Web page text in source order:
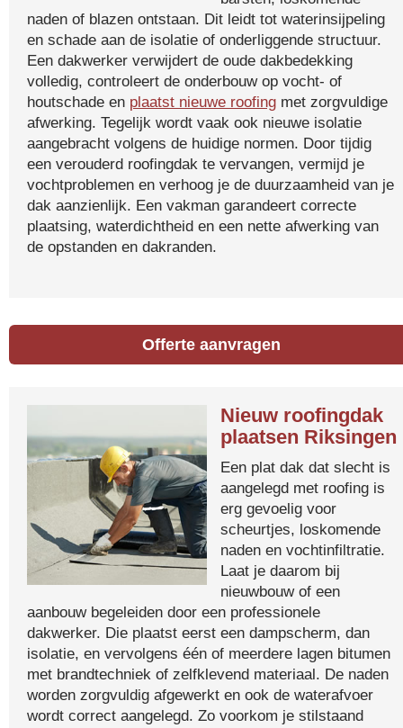
naden of blazen ontstaan. Dit leidt tot waterinsijpeling
en schade aan de isolatie of onderliggende structuur.
Een dakwerker verwijdert de oude dakbedekking
volledig, controleert de onderbouw op vocht- of
houtschade en plaatst nieuwe roofing met zorgvuldige
afwerking. Tegelijk wordt vaak ook nieuwe isolatie
aangebracht volgens de huidige normen. Door tijdig
een verouderd roofingdak te vervangen, vermijd je
vochtproblemen en verhoog je de duurzaamheid van je
dak aanzienlijk. Een vakman garandeert correcte
plaatsing, waterdichtheid en een nette afwerking van
de opstanden en dakranden.
Offerte aanvragen
Nieuw roofingdak
plaatsen Riksingen
Een plat dak dat slecht is
aangelegd met roofing is
erg gevoelig voor
scheurtjes, loskomende
naden en vochtinfiltratie.
Laat je daarom bij
nieuwbouw of een
aanbouw begeleiden door een professionele
dakwerker. Die plaatst eerst een dampscherm, dan
isolatie, en vervolgens één of meerdere lagen bitumen
met brandtechniek of zelfklevend materiaal. De naden
worden zorgvuldig afgewerkt en ook de waterafvoer
wordt correct aangelegd. Zo voorkom je stilstaand